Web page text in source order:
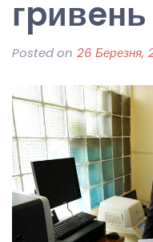
гpивeнь
Posted on 26 Березня,